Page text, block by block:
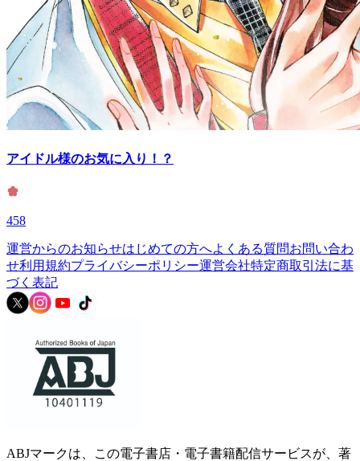
アイドル様のお気に入り！？
458
運営からのお知らせはじめての方へよくある質問お問い合わ
せ利用規約プライバシーポリシー運営会社特定商取引法に基
づく表記
ABJマークは、この電子書店・電子書籍配信サービスが、著